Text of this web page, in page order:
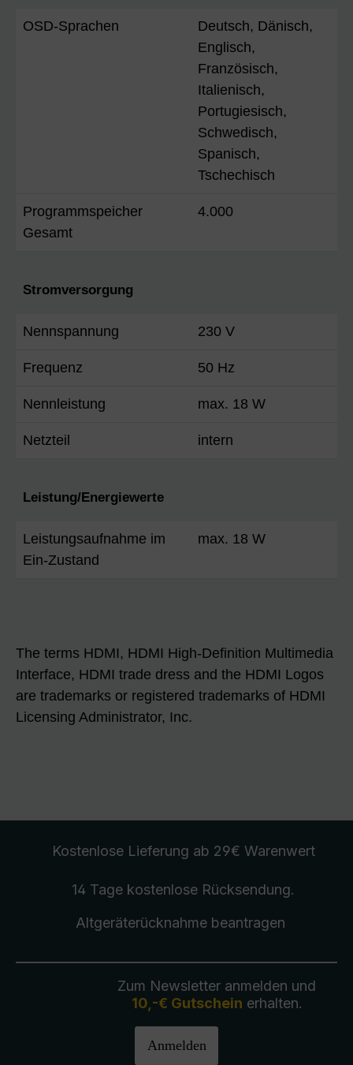
OSD-Sprachen
Deutsch, Dänisch,
Englisch,
Französisch,
Italienisch,
Portugiesisch,
Schwedisch,
Spanisch,
Tschechisch
Programmspeicher
Gesamt
4.000
Stromversorgung
Nennspannung 230 V
Frequenz 50 Hz
Nennleistung max. 18 W
Netzteil intern
Leistung/Energiewerte
Leistungsaufnahme im
Ein-Zustand
max. 18 W
The terms HDMI, HDMI High-Definition Multimedia
Interface, HDMI trade dress and the HDMI Logos
are trademarks or registered trademarks of HDMI
Licensing Administrator, Inc.
Kostenlose Lieferung ab 29€ Warenwert
14 Tage kostenlose Rücksendung.
Altgeräterücknahmebeantragen
Zum Newsletter anmelden und
10,-€ Gutschein erhalten.
Anmelden